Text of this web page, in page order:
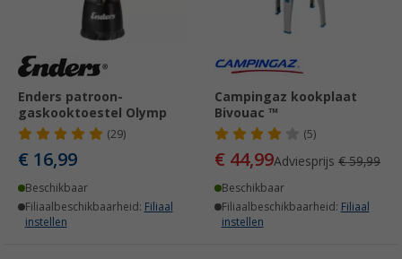
Enders patroon-
gaskooktoestel Olymp
(29)
€ 16,99
Beschikbaar
Filiaalbeschikbaarheid: Filiaal
instellen
Campingaz kookplaat
Bivouac ™
(5)
€ 44,99Adviesprijs € 59,99
Beschikbaar
Filiaalbeschikbaarheid: Filiaal
instellen